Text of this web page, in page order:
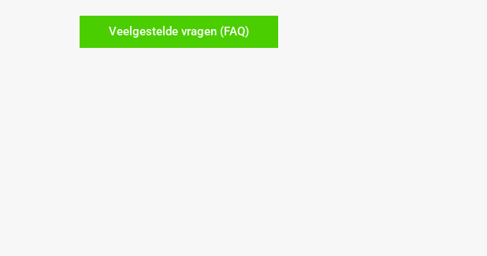
Veelgestelde vragen (FAQ)